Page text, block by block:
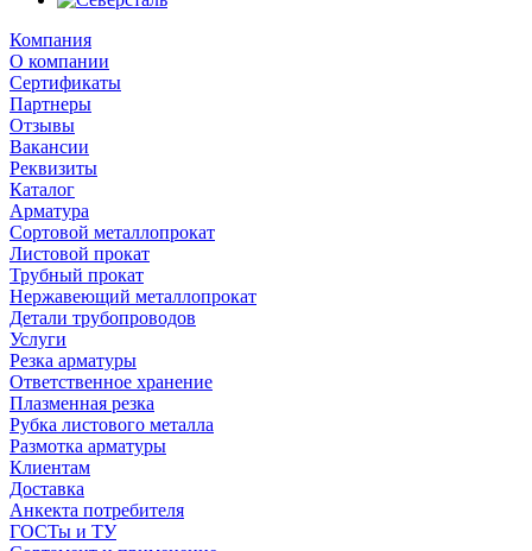
Компания
О компании
Сертификаты
Партнеры
Отзывы
Вакансии
Реквизиты
Каталог
Арматура
Сортовой металлопрокат
Листовой прокат
Трубный прокат
Нержавеющий металлопрокат
Детали трубопроводов
Услуги
Резка арматуры
Ответственное хранение
Плазменная резка
Рубка листового металла
Размотка арматуры
Клиентам
Доставка
Анкекта потребителя
ГОСТы и ТУ